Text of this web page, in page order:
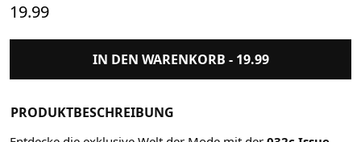
19.99
IN DEN WARENKORB - 19.99
PRODUKTBESCHREIBUNG